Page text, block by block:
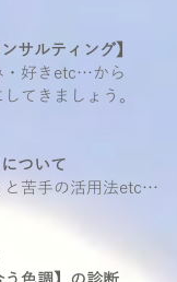
サルティング】
好きetc…から
てきましょう。
ついて
苦手の活用法etc…